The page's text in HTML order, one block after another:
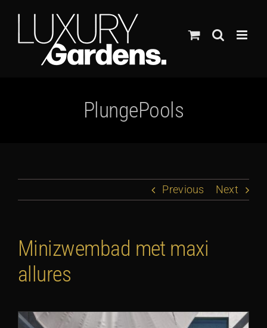
inhoud
PlungePools
Previous Next
Minizwembad met maxi
allures